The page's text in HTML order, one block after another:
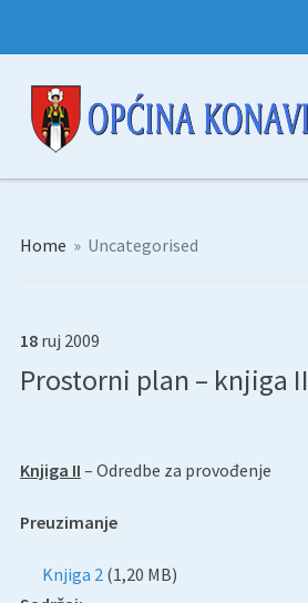
Home » Uncategorised
18 ruj 2009
Prostorni plan – knjiga II
Knjiga II – Odredbe za provođenje
Preuzimanje
Knjiga 2 (1,20 MB)